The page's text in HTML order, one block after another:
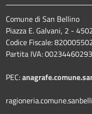
Comune di San Bellino
Piazza E. Galvani, 2 -
Codice Fiscale:
Partita IVA: 00234460293
PEC: